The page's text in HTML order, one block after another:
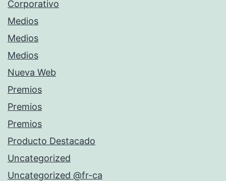
Corporativo
Medios
Medios
Medios
Nueva Web
Premios
Premios
Premios
Producto Destacado
Uncategorized
Uncategorized @fr-ca